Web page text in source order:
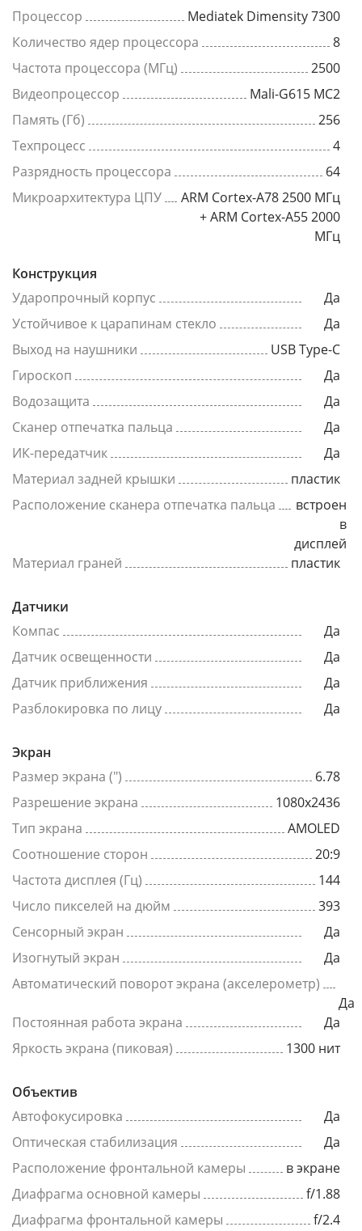
Процессор
Mediatek Dimensity 7300
Количество ядер процессора
8
Частота процессора (МГц)
2500
Видеопроцессор
Mali-G615 MC2
Память (Гб)
256
Техпроцесс
4
Разрядность процессора
64
Микроархитектура ЦПУ
ARM Cortex-A78 2500 МГц
+ ARM Cortex-A55 2000
МГц
Конструкция
Ударопрочный корпус
Да
Устойчивое к царапинам стекло
Да
Выход на наушники
USB Type-C
Гироскоп
Да
Водозащита
Да
Сканер отпечатка пальца
Да
ИК-передатчик
Да
Материал задней крышки
пластик
Расположение сканера отпечатка пальца
встроен
в
дисплей
Материал граней
пластик
Датчики
Компас
Да
Датчик освещенности
Да
Датчик приближения
Да
Разблокировка по лицу
Да
Экран
Размер экрана (")
6.78
Разрешение экрана
1080x2436
Тип экрана
AMOLED
Соотношение сторон
20:9
Частота дисплея (Гц)
144
Число пикселей на дюйм
393
Сенсорный экран
Да
Изогнутый экран
Да
Автоматический поворот экрана (акселерометр)
Да
Постоянная работа экрана
Да
Яркость экрана (пиковая)
1300 нит
Объектив
Автофокусировка
Да
Оптическая стабилизация
Да
Расположение фронтальной камеры
в экране
Диафрагма основной камеры
f/1.88
Диафрагма фронтальной камеры
f/2.4